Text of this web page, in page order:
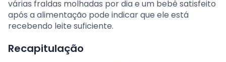
várias fraldas molhadas por dia e um bebê satisfeito
após a alimentação pode indicar que ele está
recebendo leite suficiente.
Recapitulação